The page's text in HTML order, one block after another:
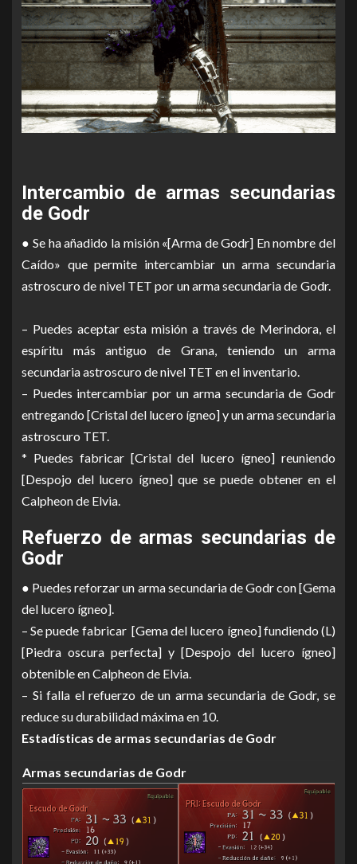
Intercambio de armas secundarias
de Godr
● Se ha añadido la misión «[Arma de Godr] En nombre del
Caído» que permite intercambiar un arma secundaria
astroscuro de nivel TET por un arma secundaria de Godr.
– Puedes aceptar esta misión a través de Merindora, el
espíritu más antiguo de Grana, teniendo un arma
secundaria astroscuro de nivel TET en el inventario.
– Puedes intercambiar por un arma secundaria de Godr
entregando [Cristal del lucero ígneo] y un arma secundaria
astroscuro TET.
* Puedes fabricar [Cristal del lucero ígneo] reuniendo
[Despojo del lucero ígneo] que se puede obtener en el
Calpheon de Elvia.
Refuerzo de armas secundarias de
Godr
● Puedes reforzar un arma secundaria de Godr con [Gema
del lucero ígneo].
– Se puede fabricar [Gema del lucero ígneo] fundiendo (L)
[Piedra oscura perfecta] y [Despojo del lucero ígneo]
obtenible en Calpheon de Elvia.
– Si falla el refuerzo de un arma secundaria de Godr, se
reduce su durabilidad máxima en 10.
Estadísticas de armas secundarias de Godr
Armas secundarias de Godr